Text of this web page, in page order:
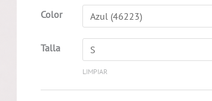
Color
Talla
LIMPIAR
cantidad